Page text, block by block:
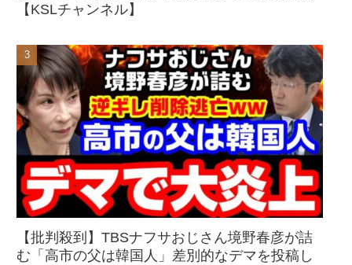
【KSLチャンネル】
【批判殺到】TBSナフサおじさん境野春彦が詰
む「高市の父は韓国人」差別的なデマを投稿し